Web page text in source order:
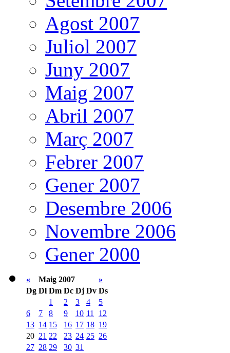
Agost 2007
Juliol 2007
Juny 2007
Maig 2007
Abril 2007
Març 2007
Febrer 2007
Gener 2007
Desembre 2006
Novembre 2006
Gener 2000
« Maig 2007
»
Dg Dl Dm Dc Dj Dv Ds
1
2 3 4
5
6
7 8 9 10 11
12
13 14 15 16 17 18 19
20 21 22 23 24 25 26
27 28 29 30 31